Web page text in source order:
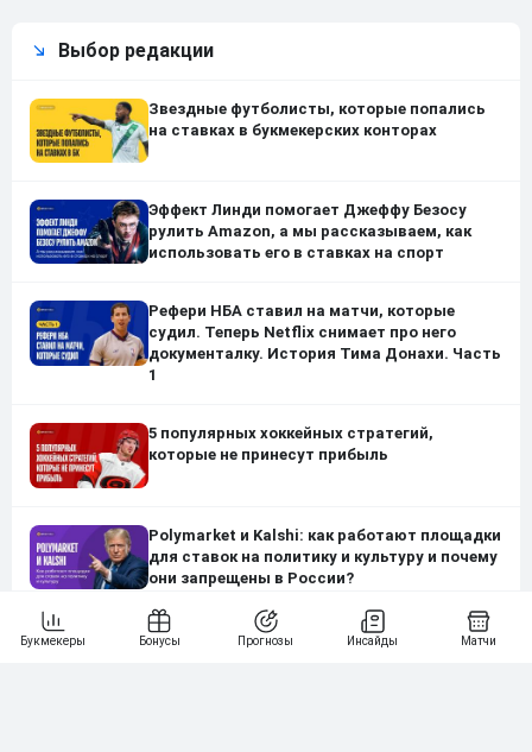
Выбор редакции
Звездные футболисты, которые попались
на ставках в букмекерских конторах
Эффект Линди помогает Джеффу Безосу
рулить Amazon, а мы рассказываем, как
использовать его в ставках на спорт
Рефери НБА ставил на матчи, которые
судил. Теперь Netflix снимает про него
документалку. История Тима Донахи. Часть
1
5 популярных хоккейных стратегий,
которые не принесут прибыль
Polymarket и Kalshi: как работают площадки
для ставок на политику и культуру и почему
они запрещены в России?
Ставки на шахматы: медиатурнир,